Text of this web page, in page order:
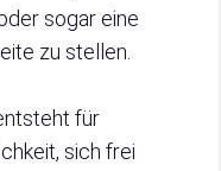
sogar eine
zu stellen.
für
sich frei